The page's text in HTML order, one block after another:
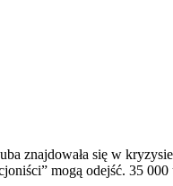
znajdowała się w
mogą odejść. 35